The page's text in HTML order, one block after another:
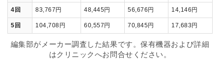
4回 83,767円 48,445円 56,676円 14,146円
5回 104,708円 60,557円 70,845円 17,683円
編集部がメーカー調査した結果です。保有機器および詳細
はクリニックへお問合せください。